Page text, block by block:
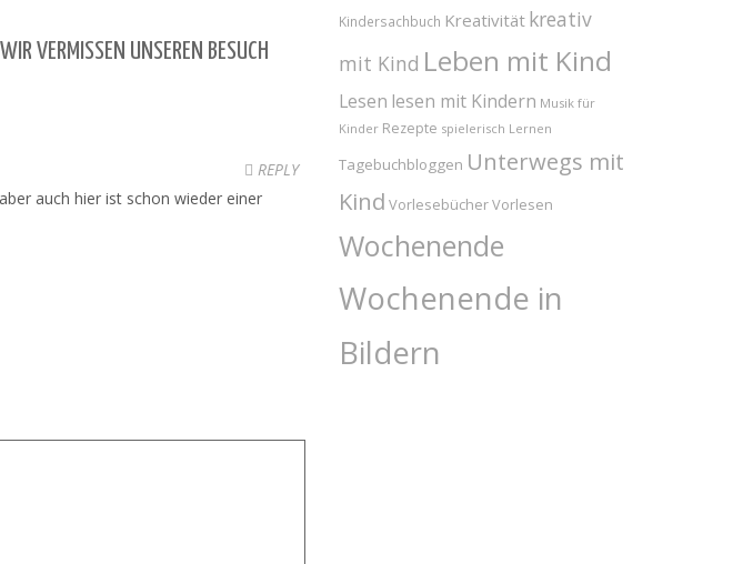
VERMISSEN UNSEREN BESUCH
REPLY
auch hier ist schon wieder einer
Kindersachbuch Kreativität kreativ
mit Kind Leben mit Kind
Lesen lesen mit Kindern Musik für
Kinder Rezepte spielerisch Lernen
Tagebuchbloggen Unterwegs mit
Kind VorlesebücherVorlesen
Wochenende
Wochenende in
Bildern